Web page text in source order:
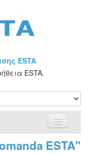
ESTA
ESTA.
ESTA"